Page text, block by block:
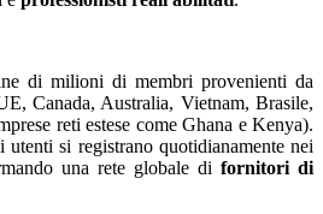
di milioni di membri provenienti da
Canada, Australia, Vietnam, Brasile,
reti estese come Ghana e Kenya).
si registrano quotidianamente nei
una rete globale di fornitori di